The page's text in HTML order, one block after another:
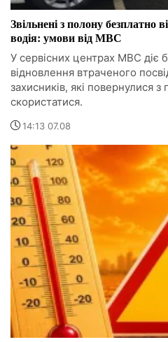
Звільнені з полону безплатно
водія: умови від МВС
У сервісних центрах МВС діє
відновлення втраченого
захисників, які повернулися
скористатися.
14:13 07.08